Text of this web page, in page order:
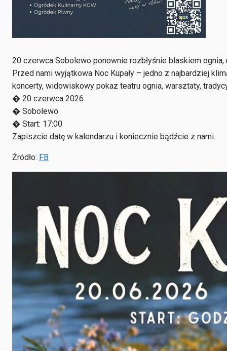
20 czerwca Sobolewo ponownie rozbłyśnie blaskiem
Przed nami wyjątkowa Noc Kupały – jedno z najbardziej
koncerty, widowiskowy pokaz teatru ognia, warsztaty,
� 20 czerwca 2026
� Sobolewo
� Start: 17:00
Zapiszcie datę w kalendarzu i koniecznie bądźcie z nami.
Źródło: FB